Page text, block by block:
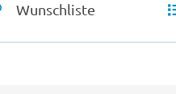
Wunschliste